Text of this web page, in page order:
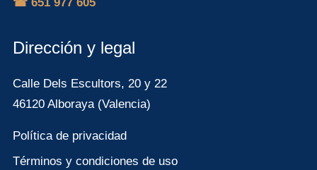
Dirección y legal
Calle Dels Escultors, 20 y 22
46120 Alboraya (Valencia)
Política de privacidad
Términos y condiciones de uso